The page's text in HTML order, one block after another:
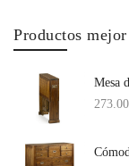
Productos
Mesa
273.00